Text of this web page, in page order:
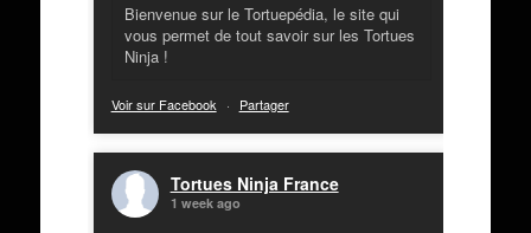
Bienvenue sur le Tortuepédia, le site qui
vous permet de tout savoir sur les Tortues
Ninja !
Voir sur Facebook · Partager
Tortues Ninja France
1 week ago